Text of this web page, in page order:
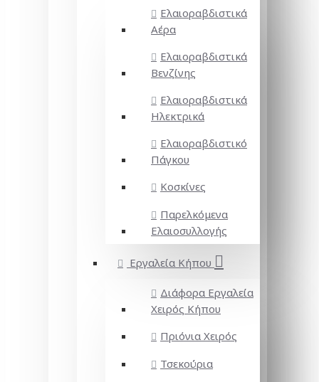
Ελαιοραβδιστικά
Αέρα
Ελαιοραβδιστικά
Βενζίνης
Ελαιοραβδιστικά
Ηλεκτρικά
Ελαιοραβδιστικό
Πάγκου
Κοσκίνες
Παρελκόμενα
Ελαιοσυλλογής
Εργαλεία Κήπου
Διάφορα Εργαλεία
Χειρός Κήπου
Πριόνια Χειρός
Τσεκούρια